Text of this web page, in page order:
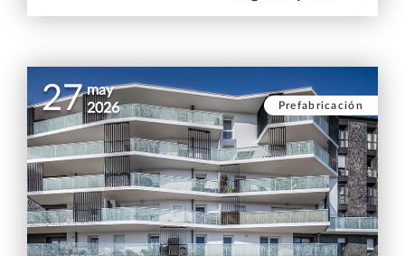
27 may
2026
Prefabricación